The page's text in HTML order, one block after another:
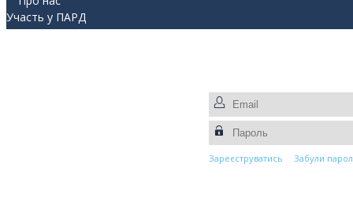
Участь у ПАРД
Прес-центр
Зареєструватись Забули